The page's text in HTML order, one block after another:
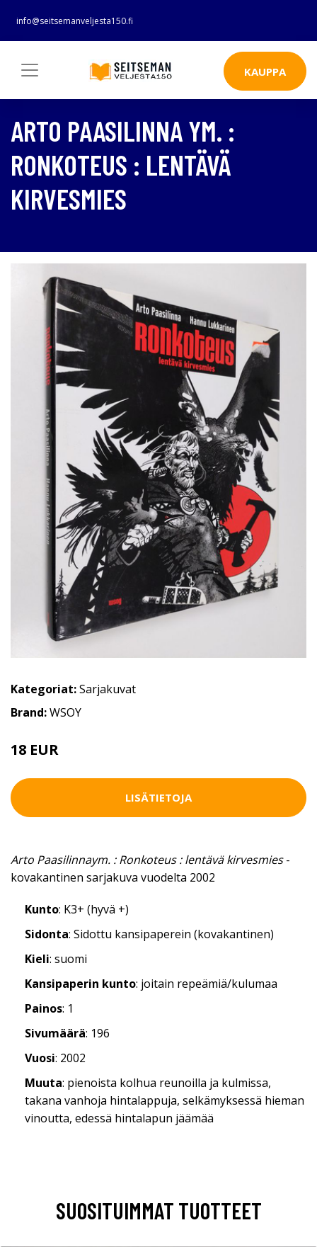
info@seitsemanveljesta150.fi
KAUPPA
ARTO PAASILINNA YM. :
RONKOTEUS : LENTÄVÄ
KIRVESMIES
Kategoriat:Sarjakuvat
Brand:WSOY
18 EUR
LISÄTIETOJA
Arto Paasilinnaym. : Ronkoteus : lentävä kirvesmies-
kovakantinen sarjakuva vuodelta 2002
Kunto: K3+ (hyvä +)
Sidonta: Sidottu kansipaperein (kovakantinen)
Kieli: suomi
Kansipaperin kunto: joitain repeämiä/kulumaa
Painos: 1
Sivumäärä: 196
Vuosi: 2002
Muuta: pienoista kolhua reunoilla ja kulmissa,
takana vanhoja hintalappuja, selkämyksessä hieman
vinoutta, edessä hintalapun jäämää
SUOSITUIMMAT TUOTTEET